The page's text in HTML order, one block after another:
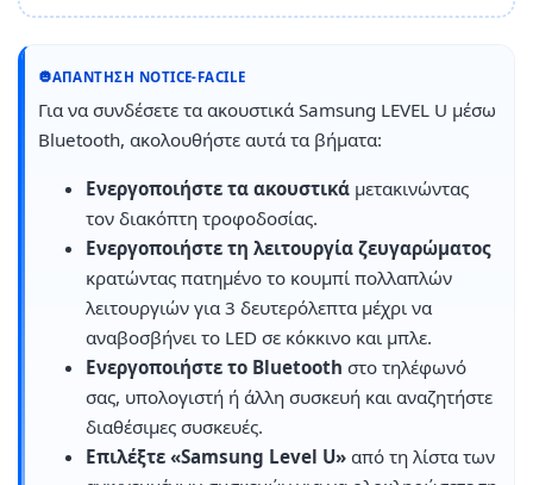
ΑΠΆΝΤΗΣΗ NOTICE-FACILE
Για να συνδέσετε τα ακουστικά Samsung LEVEL U μέσω
Bluetooth, ακολουθήστε αυτά τα βήματα:
Ενεργοποιήστε τα ακουστικά μετακινώντας
τον διακόπτη τροφοδοσίας.
Ενεργοποιήστε τη λειτουργία ζευγαρώματος
κρατώντας πατημένο το κουμπί πολλαπλών
λειτουργιών για 3 δευτερόλεπτα μέχρι να
αναβοσβήνει το LED σε κόκκινο και μπλε.
Ενεργοποιήστε το Bluetooth στο τηλέφωνό
σας, υπολογιστή ή άλλη συσκευή και αναζητήστε
διαθέσιμες συσκευές.
Επιλέξτε «Samsung Level U» από τη λίστα των